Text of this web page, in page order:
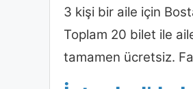
3 kişi bir aile için
Toplam 20 bilet ile
tamamen ücretsiz.